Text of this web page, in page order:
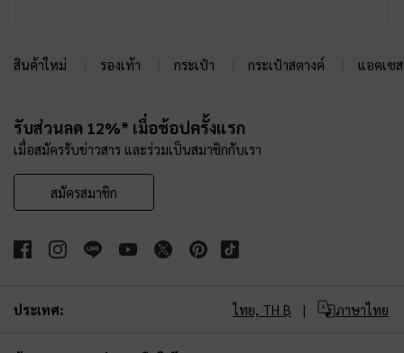
สินค้าใหม่ รองเท้า กระเป๋า กระเป๋าสตางค์ แอคเซ
รับส่วนลด 12%* เมื่อช้อปครั้งแรก
เมื่อสมัครรับข่าวสาร และร่วมเป็นสมาชิกกับเรา
สมัครสมาชิก
ประเทศ: ไทย, TH ฿ ภาษาไทย